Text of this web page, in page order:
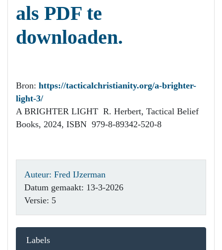
als PDF te
downloaden.
Bron: https://tacticalchristianity.org/a-brighter-
light-3/
A BRIGHTER LIGHT R. Herbert, Tactical Belief
Books, 2024, ISBN 979-8-89342-520-8
Auteur: Fred IJzerman
Datum gemaakt: 13-3-2026
Versie: 5
Labels